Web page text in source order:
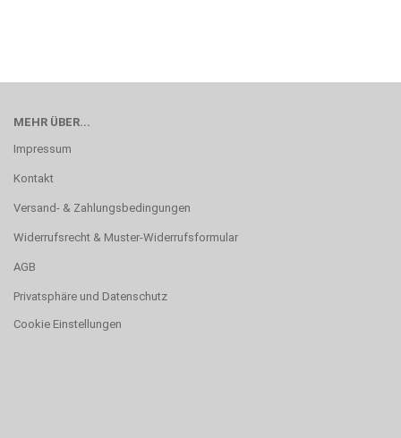
MEHR ÜBER...
Impressum
Kontakt
Versand- & Zahlungsbedingungen
Widerrufsrecht & Muster-Widerrufsformular
AGB
Privatsphäre und Datenschutz
Cookie Einstellungen